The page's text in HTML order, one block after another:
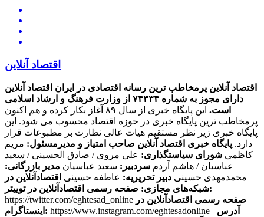
اقتصاد آنلاین
اقتصاد آنلاین پرمخاطب ترین رسانه اقتصادی در ایران اقتصاد آنلاین
دارای مجوز به شماره ۷۴۳۳۴ از وزارت فرهنگ و ارشاد اسلامی
است.
این پایگاه خبری از سال ۸۹ آغاز بکار کرده و هم اکنون
پرمخاطب ترین پایگاه خبری در حوزه اقتصاد محسوب می شود. این
پایگاه خبری زیر نظر مستقیم هیات عالی نظارت بر مطبوعات قرار
دارد. پایگاه خبری اقتصاد آنلاین صاحب امتیاز و مدیرمسئول: مریم
کاظمی شورای سیاستگذاری: علی مروی / صادق الحسینی / سعید
عباسیان / هاشم آردم سردبیر: سعید عباسیان مدیر بازرگانی:
محمدمهدی حسینی دبیر تحریریه: عاطفه حسینی اقتصادآنلاین در
شبکه‌های مجازی:صفحه رسمی اقتصادآنلاین در توییتر:
https://twitter.com/eghtesad_online صفحه رسمی اقتصادآنلاین در
اینستاگرام: https://www.instagram.com/eghtesadonline_ آدرس